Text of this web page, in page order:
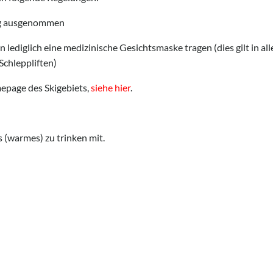
lediglich eine medizinische Gesichtsmaske tragen (dies gilt in
des Skigebiets,siehe hier.
(warmes) zu trinken mit.